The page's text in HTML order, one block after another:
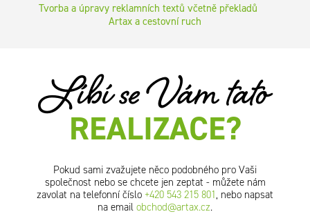
Tvorba a úpravy reklamních textů včetně překladů
Artax a cestovní ruch
Líbí se Vám tato
REALIZACE?
Pokud sami zvažujete něco podobného pro Vaši
společnost nebo se chcete jen zeptat - můžete nám
zavolat na telefonní číslo +420 543 215 801 , nebo napsat
na email obchod@artax.cz.